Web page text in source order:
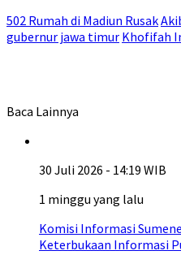
502 Rumah di Madiun Rusak
gubernur jawa timur Khofifah
Baca Lainnya
30 Juli 2026 - 14:19 WIB
1 minggu yang lalu
Komisi Informasi
Keterbukaan Informasi